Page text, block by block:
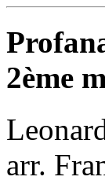
2ème
arr.